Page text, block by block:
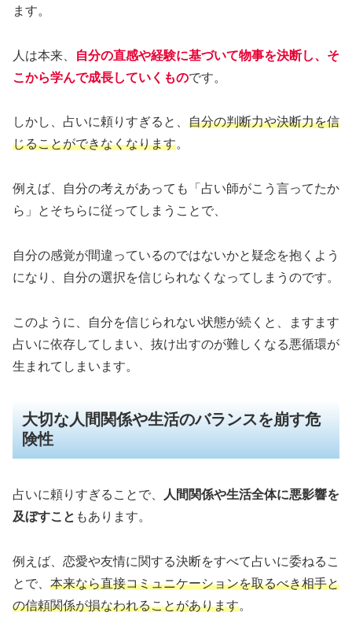
ます。
人は本来、
自分の直感や経験に基づいて物事を決断し、そ
こから学んで成長していくものです。
しかし、占いに頼りすぎると、 自分の判断力や決断力を信
じることができなくなります。
例えば、自分の考えがあっても「占い師がこう言ってたか
ら」とそちらに従ってしまうことで、
自分の感覚が間違っているのではないかと疑念を抱くよう
になり、自分の選択を信じられなくなってしまうのです。
このように、自分を信じられない状態が続くと、ますます
占いに依存してしまい、抜け出すのが難しくなる悪循環が
生まれてしまいます。
大切な人間関係や生活のバランスを崩す危
険性
占いに頼りすぎることで、
人間関係や生活全体に悪影響を
及ぼすこと もあります。
例えば、恋愛や友情に関する決断をすべて占いに委ねるこ
とで、 本来なら直接コミュニケーションを取るべき相手と
の信頼関係が損なわれることがあります。